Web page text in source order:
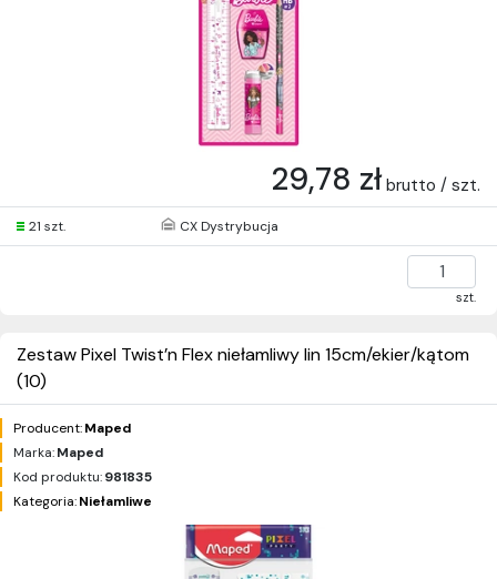
29,78 zł brutto / szt.
21 szt. CX Dystrybucja
szt.
Zestaw Pixel Twist’n Flex niełamliwy lin 15cm/ekier/kątom
(10)
Producent:Maped
Marka:Maped
Kod produktu:981835
Kategoria:Niełamliwe